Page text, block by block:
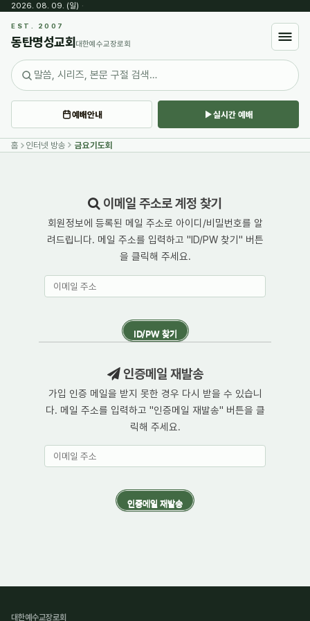
2026. 08. 09. (일) ·
EST. 2007
동탄명성교회 대한예수교장로회
예배안내 실시간 예배
홈 인터넷 방송 금요기도회
이메일 주소로 계정 찾기
회원정보에 등록된 메일 주소로 아이디/비밀번호를 알
려드립니다. 메일 주소를 입력하고 "ID/PW 찾기" 버튼
을 클릭해 주세요.
인증메일 재발송
가입 인증 메일을 받지 못한 경우 다시 받을 수 있습니
다. 메일 주소를 입력하고 "인증메일 재발송" 버튼을 클
릭해 주세요.
대한예수교장로회